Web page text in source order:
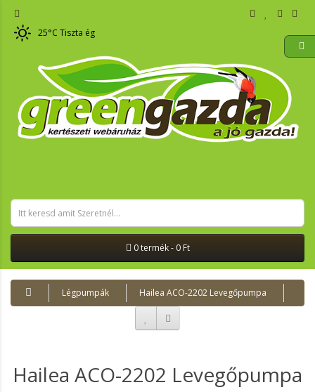
25°C Tiszta ég
0 termék - 0 Ft
Légpumpák Hailea ACO-2202 Levegőpumpa
Hailea ACO-2202 Levegőpumpa